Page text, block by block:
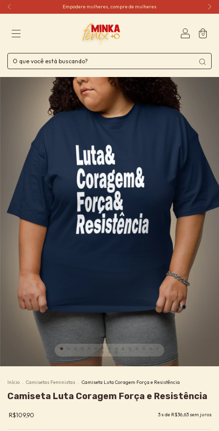
Empodere mulheres, compre de mulheres
0
Início Camisetas Feministas Camiseta Luta Coragem Força e Resistência
Camiseta Luta Coragem Força e Resistência
R$109,90 3x de R$36,63 sem juros